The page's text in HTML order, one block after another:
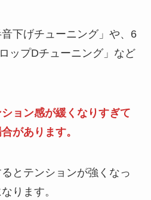
下げチューニング」や、6
ップDチューニング」など
ョン感が緩くなりすぎて
があります。
とテンションが強くなっ
ります。